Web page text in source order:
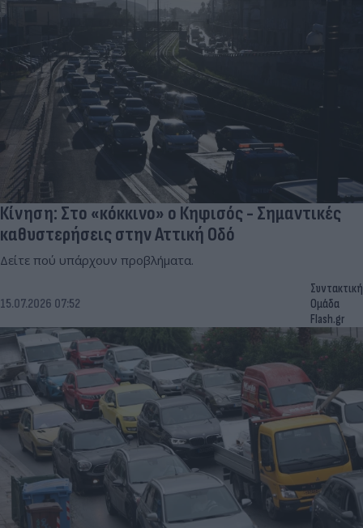
Κίνηση: Στο «κόκκινο» ο Κηφισός - Σημαντικές
καθυστερήσεις στην Αττική Οδό
Δείτε πού υπάρχουν προβλήματα.
15.07.2026 07:52
Συντακτική
Ομάδα
Flash.gr